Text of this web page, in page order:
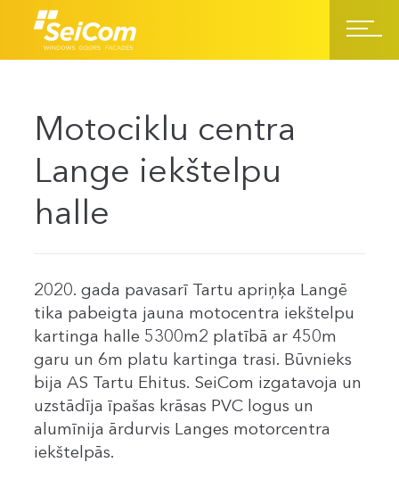
Motociklu centra
Lange iekštelpu
halle
2020. gada pavasarī Tartu apriņķa Langē
tika pabeigta jauna motocentra iekštelpu
kartinga halle 5300m2 platībā ar 450m
garu un 6m platu kartinga trasi. Būvnieks
bija AS Tartu Ehitus. SeiCom izgatavoja un
uzstādīja īpašas krāsas PVC logus un
alumīnija ārdurvis Langes motorcentra
iekštelpās.